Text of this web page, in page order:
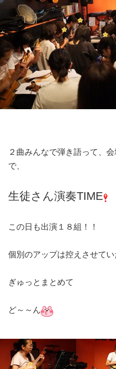
２曲みんなで弾き語って、
で、
生徒さん演奏TIME
この日も出演１８組！！
個別のアップは控えさせてい
ぎゅっとまとめて
ど～～ん